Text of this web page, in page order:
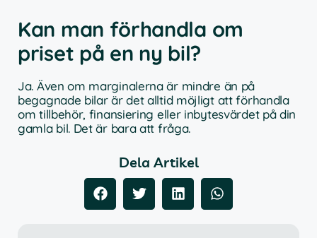
Kan man förhandla om
priset på en ny bil?
Ja. Även om marginalerna är mindre än på
begagnade bilar är det alltid möjligt att förhandla
om tillbehör, finansiering eller inbytesvärdet på din
gamla bil. Det är bara att fråga.
Dela Artikel